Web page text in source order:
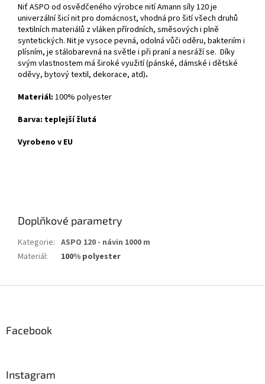
Niť ASPO od osvědčeného výrobce nití Amann síly 120 je
univerzální šicí nit pro domácnost, vhodná pro šití všech druhů
textilních materiálů z vláken přírodních, směsových i plně
syntetických. Nit je vysoce pevná, odolná vůči oděru, bakteriím i
plísním, je stálobarevná na světle i při praní a nesráží se. Díky
svým vlastnostem má široké využití (pánské, dámské i dětské
oděvy, bytový textil, dekorace, atd).
Materiál: 100% polyester
Barva: teplejší žlutá
Vyrobeno v EU
Doplňkové parametry
Kategorie: ASPO 120 - návin 1000 m
Materiál: 100% polyester
Facebook
Instagram